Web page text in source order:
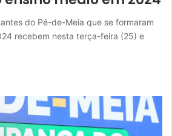
do Pé-de-Meia que se formaram
recebem nesta terça-feira (25) e